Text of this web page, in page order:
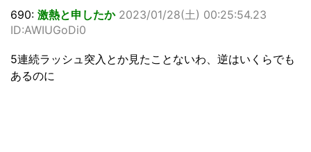
690: 激熱と申したか 2023/01/28(土) 00:25:54.23
ID:AWIUGoDi0
5連続ラッシュ突入とか見たことないわ、逆はいくらでも
あるのに